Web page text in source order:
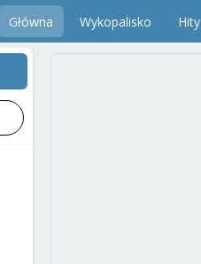
Główna Wykopalisko Hity